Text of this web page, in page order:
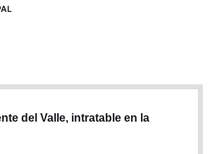
de plataformas, accesos,
del Valle, intratable en la